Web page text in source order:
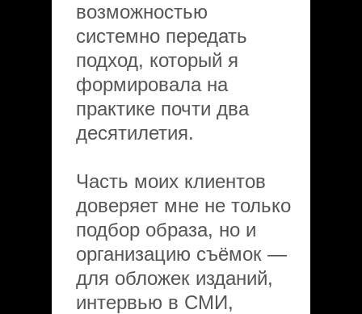
возможностью
системно передать
подход, который я
формировала на
практике почти два
десятилетия.
Часть моих клиентов
доверяет мне не только
подбор образа, но и
организацию съёмок —
для обложек изданий,
интервью в СМИ,